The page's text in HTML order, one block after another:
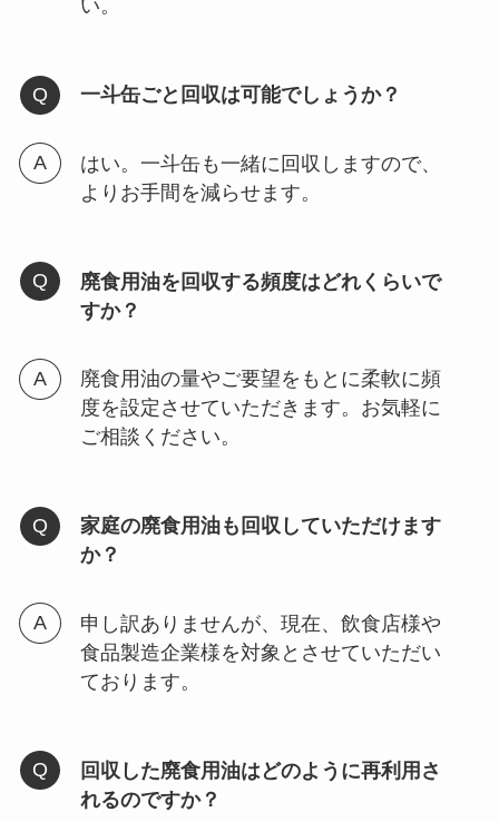
い。
一斗缶ごと回収は可能でしょうか？
はい。一斗缶も一緒に回収しますので、
よりお手間を減らせます。
廃食用油を回収する頻度はどれくらいで
すか？
廃食用油の量やご要望をもとに柔軟に頻
度を設定させていただきます。お気軽に
ご相談ください。
家庭の廃食用油も回収していただけます
か？
申し訳ありませんが、現在、飲食店様や
食品製造企業様を対象とさせていただい
ております。
回収した廃食用油はどのように再利用さ
れるのですか？